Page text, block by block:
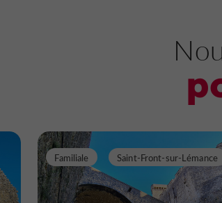
Familiale Saint-Front-sur-Lémance